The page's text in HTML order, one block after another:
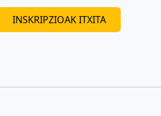
INSKRIPZIOAK ITXITA